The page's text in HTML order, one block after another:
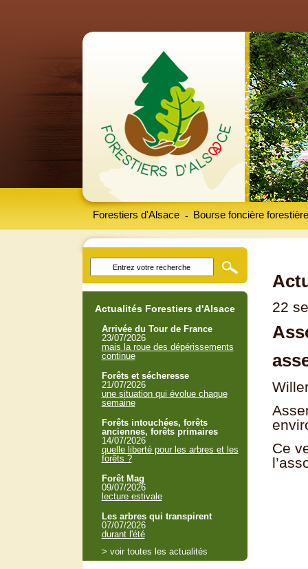
Forestiers d'Alsace Bourse foncière forestière
-
22
Ce
Actualités Forestiers d'Alsace
Arrivée du Tour de France
23/07/2026
mais la roue des dépérissements
continue
Forêts et sécheresse
21/07/2026
une situation qui évolue chaque
semaine
Forêts intouchées, forêts
anciennes, forêts primaires
14/07/2026
quelle liberté pour les arbres et les
forêts ?
Forêt Mag
09/07/2026
lecture estivale
Les arbres qui transpirent
07/07/2026
durant l'été
> voir toutes les actualités